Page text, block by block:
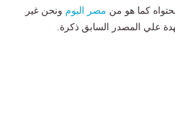
كما هو من مصر اليوم ونحن غير
علي المصدر السابق ذكرة.